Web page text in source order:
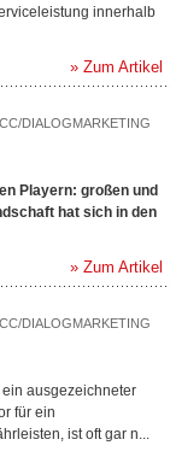
innerhalb
» Zum Artikel
CC/DIALOGMARKETING
Playern: großen und
hat sich in den
» Zum Artikel
CC/DIALOGMARKETING
ausgezeichneter
für ein
ist oft gar n...